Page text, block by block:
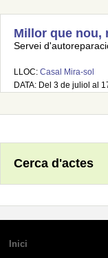
Millor que nou,
Servei
LLOC: Casal Mira-sol
DATA: Del 3 de juliol al
Cerca d'actes
Inici